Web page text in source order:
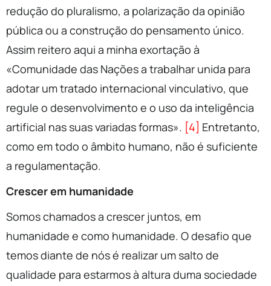
redução do pluralismo, a polarização da opinião
pública ou a construção do pensamento único.
Assim reitero aqui a minha exortação à
«Comunidade das Nações a trabalhar unida para
adotar um tratado internacional vinculativo, que
regule o desenvolvimento e o uso da inteligência
artificial nas suas variadas formas». [4] Entretanto,
como em todo o âmbito humano, não é suficiente
a regulamentação.
Crescer em humanidade
Somos chamados a crescer juntos, em
humanidade e como humanidade. O desafio que
temos diante de nós é realizar um salto de
qualidade para estarmos à altura duma sociedade